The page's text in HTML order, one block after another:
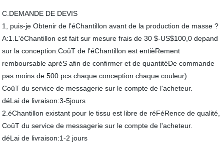
C.DEMANDE DE DEVIS
1, puis-je Obtenir de l'éChantillon avant de la production de masse ?
A:1.L'éChantillon est fait sur mesure frais de 30 $-US$100,0 depand
sur la conception.CoûT de l'éChantillon est entièRement
remboursable aprèS afin de confirmer et de quantitéDe commande
pas moins de 500 pcs chaque conception chaque couleur)
CoûT du service de messagerie sur le compte de l'acheteur.
déLai de livraison:3-5jours
2.éChantillon existant pour le tissu est libre de réFéRence de qualité,
CoûT du service de messagerie sur le compte de l'acheteur.
déLai de livraison:1-2 jours